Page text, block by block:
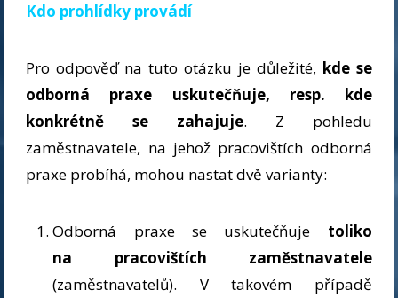
Kdo prohlídky provádí
Pro odpověď na tuto otázku je důležité, kde se
odborná praxe uskutečňuje, resp. kde
konkrétně se zahajuje. Z pohledu
zaměstnavatele, na jehož pracovištích odborná
praxe probíhá, mohou nastat dvě varianty:
Odborná praxe se uskutečňuje toliko
na pracovištích zaměstnavatele
(zaměstnavatelů). V takovém případě